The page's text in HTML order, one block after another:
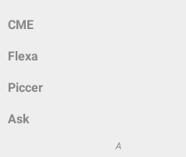
CME
Flexa
Piccer
Ask
A